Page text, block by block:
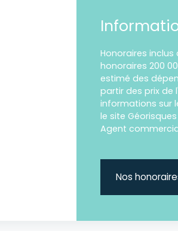
Honoraires inclus
honoraires 200
estimé des
partir des prix de
informations sur
le site
Agent
Nos